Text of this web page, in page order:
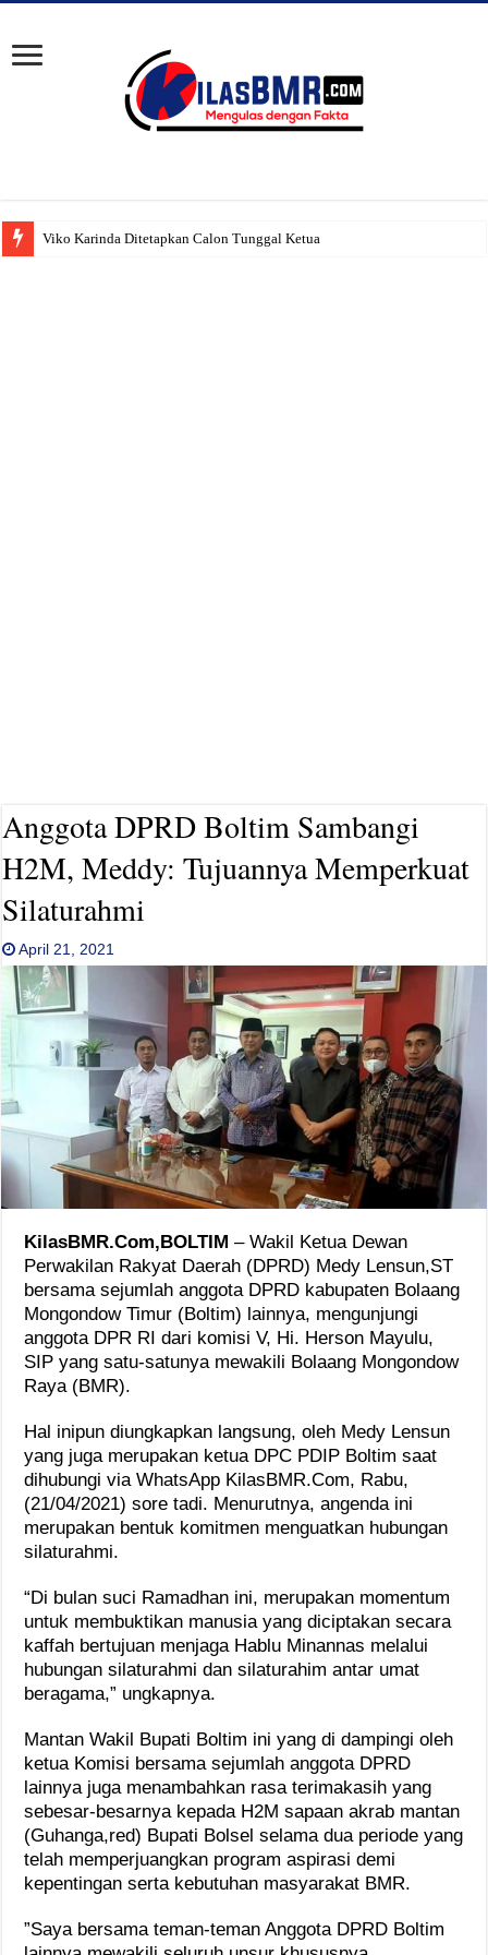
Viko Karinda Ditetapkan Calon Tunggal Ketua PWI Bolsel
Anggota DPRD Boltim Sambangi
H2M, Meddy: Tujuannya Memperkuat
Silaturahmi
April 21, 2021
KilasBMR.Com,BOLTIM – Wakil Ketua Dewan
Perwakilan Rakyat Daerah (DPRD) Medy Lensun,ST
bersama sejumlah anggota DPRD kabupaten Bolaang
Mongondow Timur (Boltim) lainnya, mengunjungi
anggota DPR RI dari komisi V, Hi. Herson Mayulu,
SIP yang satu-satunya mewakili Bolaang Mongondow
Raya (BMR).
Hal inipun diungkapkan langsung, oleh Medy Lensun
yang juga merupakan ketua DPC PDIP Boltim saat
dihubungi via WhatsApp KilasBMR.Com, Rabu,
(21/04/2021) sore tadi. Menurutnya, angenda ini
merupakan bentuk komitmen menguatkan hubungan
silaturahmi.
“Di bulan suci Ramadhan ini, merupakan momentum
untuk membuktikan manusia yang diciptakan secara
kaffah bertujuan menjaga Hablu Minannas melalui
hubungan silaturahmi dan silaturahim antar umat
beragama,” ungkapnya.
Mantan Wakil Bupati Boltim ini yang di dampingi oleh
ketua Komisi bersama sejumlah anggota DPRD
lainnya juga menambahkan rasa terimakasih yang
sebesar-besarnya kepada H2M sapaan akrab mantan
(Guhanga,red) Bupati Bolsel selama dua periode yang
telah memperjuangkan program aspirasi demi
kepentingan serta kebutuhan masyarakat BMR.
”Saya bersama teman-teman Anggota DPRD Boltim